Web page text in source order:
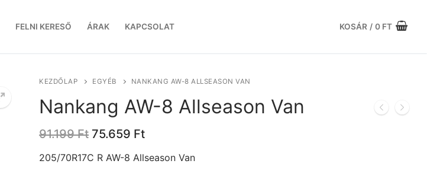
FELNI KERESŐ ÁRAK KAPCSOLAT KOSÁR / 0 FT
KEZDŐLAP EGYÉB NANKANG AW-8 ALLSEASON VAN
Nankang AW-8 Allseason Van
91.199Ft Original
was:
75.659 FtCurrent
is:
205/70R17C R AW-8 Allseason Van